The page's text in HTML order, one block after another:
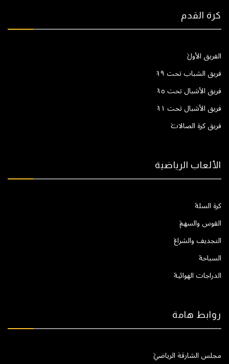
كرة القدم
الفريق الأول
فريق الشباب تحت ١٩
فريق الأشبال تحت ١٥
فريق الأشبال تحت ١١
فريق كرة الصالات
الألعاب الرياضية
كرة السلة
القوس والسهم
التجديف والشراع
السباحة
الدراجات الهوائية
روابط هامة
مجلس الشارقة الرياضي